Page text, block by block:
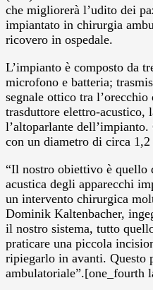
che migliorerà l’udito dei
impiantato in chirurgia
ricovero in ospedale.
L’impianto è composto da
microfono e batteria;
segnale ottico tra
trasduttore elettro-acustico,
l’altoparlante
con un diametro di circa 1,2
“Il nostro obiettivo è quello
acustica degli apparecchi
un intervento chirurgica
Dominik Kaltenbacher,
il nostro sistema, tutto
praticare una piccola
ripiegarlo in avanti. Questo
ambulatoriale”.[one_fourth